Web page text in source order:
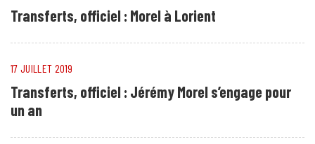
Transferts, officiel : Morel à Lorient
17 JUILLET 2019
Transferts, officiel : Jérémy Morel s’engage pour
un an